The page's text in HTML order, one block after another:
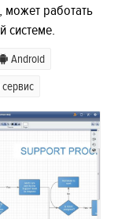
работать
системе.
Android